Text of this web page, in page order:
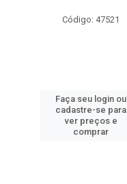
Código: 47521
Faça seu login ou
cadastre-se para
ver preços e
comprar